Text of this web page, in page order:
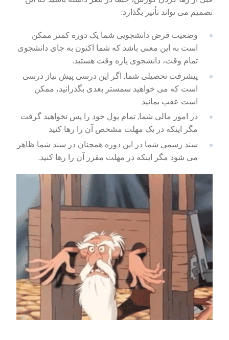
تصمیم می تواند تأثیر بگذارد:
وضعیت قرض دانشجویی شما یک دوره کمتر ممکن
است به این معنی باشد که شما اکنون به جای دانشجوی
تمام وقت، دانشجوی پاره وقت هستید.
پیشرفت تحصیلی شما, اگر این درسی پیش نیاز درسی
است که می خواهید سمستر بعدی بگذرانید، ممکن
است عقب بمانید
در امور مالی شما, تمام پول خود را پس نخواهید گرفت
مگر اینکه در یک مهلت مشخص آن را رها کنید
سند رسمی شما در این دوره همچنان در سند شما ظاهر
می شود مگر اینکه در مهلت مقرر آن را رها کنید.